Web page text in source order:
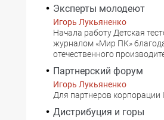
Эксперты молодеют
Игорь Лукьяненко
Начала работу Детская
журналом «Мир ПК»
отечественного
Партнерский форум
Игорь Лукьяненко
Для партнеров корпорации
Дистрибуция и горы